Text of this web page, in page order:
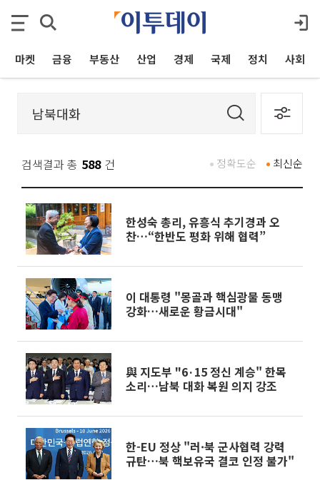
마켓 금융 부동산 산업 경제 국제 정치 사회
검색결과 총 588 건 최신순
정확도순
한성숙 총리, 유흥식 추기경과 오
찬…“한반도 평화 위해 협력”
이 대통령 "몽골과 핵심광물 동맹
강화…새로운 황금시대"
與 지도부 "6·15 정신 계승" 한목
소리…남북 대화 복원 의지 강조
한-EU 정상 "러·북 군사협력 강력
규탄…북 핵보유국 결코 인정 불가"